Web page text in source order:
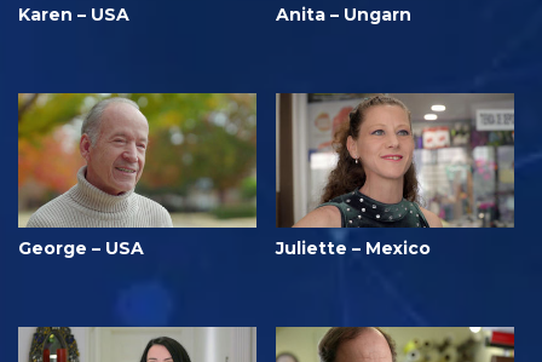
Karen – USA Anita – Ungarn
George – USA Juliette – Mexico